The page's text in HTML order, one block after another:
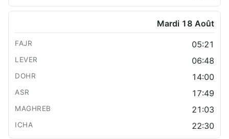
Mardi 18 Août
05:21
06:48
14:00
17:49
21:03
22:30